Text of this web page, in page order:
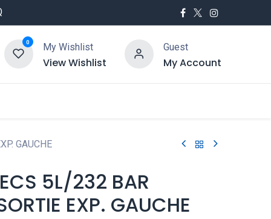
0 My Wishlist
View Wishlist
Guest
My Account
GAUCHE
5L/232 BAR
EXP. GAUCHE